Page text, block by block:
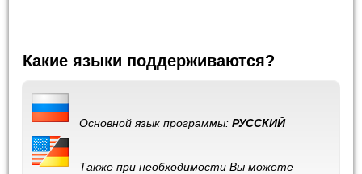
Какие языки поддерживаются?
Основной язык программы:РУССКИЙ
Также при необходимости Вы можете